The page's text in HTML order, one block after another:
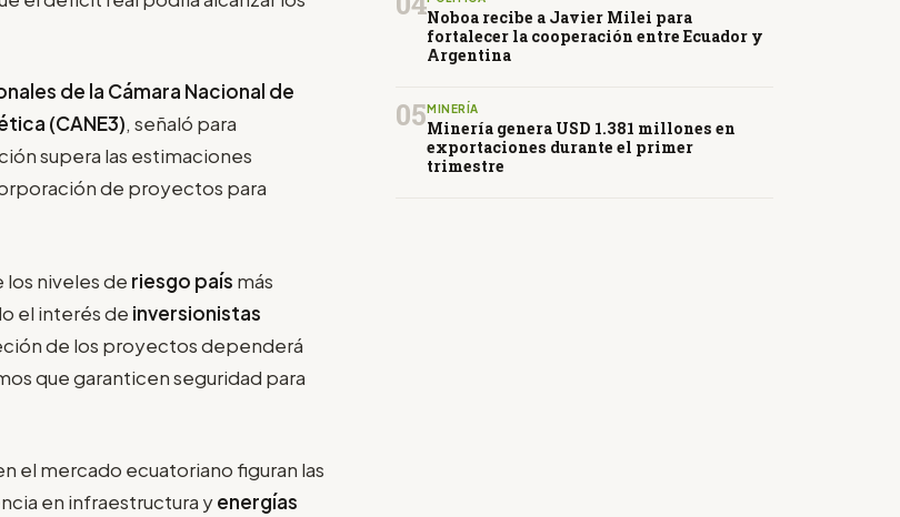
de la Cámara Nacional de
(CANE3), señaló para
supera las estimaciones
de proyectos para
niveles de riesgo país más
el interés de inversionistas
de los proyectos dependerá
que garanticen seguridad para
el mercado ecuatoriano figuran las
en infraestructura yenergías
Noboa recibe a Javier Milei para
fortalecer la cooperación entre Ecuador y
Argentina
05 MINERÍA
Minería genera USD 1.381 millones en
exportaciones durante el primer
trimestre